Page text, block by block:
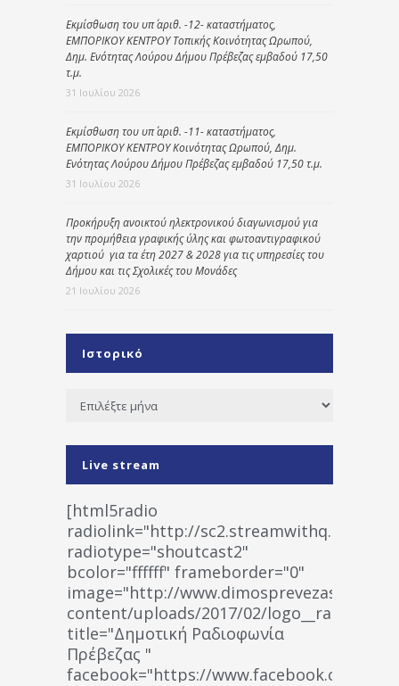
Εκμίσθωση του υπ΄ αριθ. -12- καταστήματος,
ΕΜΠΟΡΙΚΟΥ ΚΕΝΤΡΟΥ Τοπικής Κοινότητας Ωρωπού,
Δημ. Ενότητας Λούρου Δήμου Πρέβεζας εμβαδού 17,50
τ.μ.
31 Ιουλίου 2026
Εκμίσθωση του υπ΄ αριθ. -11- καταστήματος,
ΕΜΠΟΡΙΚΟΥ ΚΕΝΤΡΟΥ Κοινότητας Ωρωπού, Δημ.
Ενότητας Λούρου Δήμου Πρέβεζας εμβαδού 17,50 τ.μ.
31 Ιουλίου 2026
Προκήρυξη ανοικτού ηλεκτρονικού διαγωνισμού για
την προμήθεια γραφικής ύλης και φωτοαντιγραφικού
χαρτιού για τα έτη 2027 & 2028 για τις υπηρεσίες του
Δήμου και τις Σχολικές του Μονάδες
21 Ιουλίου 2026
Ιστορικό
Ιστορικό
Live stream
[html5radio
radiolink="http://
radiotype="shoutcast2"
bcolor="ffffff" frameborder="0"
image="http://www.dimosprevezas.gr/wp-
content/uploads/2017/02/
title="Δημοτική Ραδιοφωνία
Πρέβεζας "
facebook="https://www.facebook.com/